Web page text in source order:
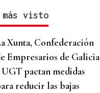
más visto
Xunta, Confederación
Empresarios de Galicia
UGT pactan medidas
reducir las bajas